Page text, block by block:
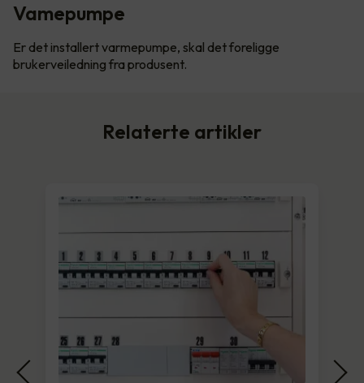
Vamepumpe
Er det installert varmepumpe, skal det foreligge
brukerveiledning fra produsent.
Relaterte artikler